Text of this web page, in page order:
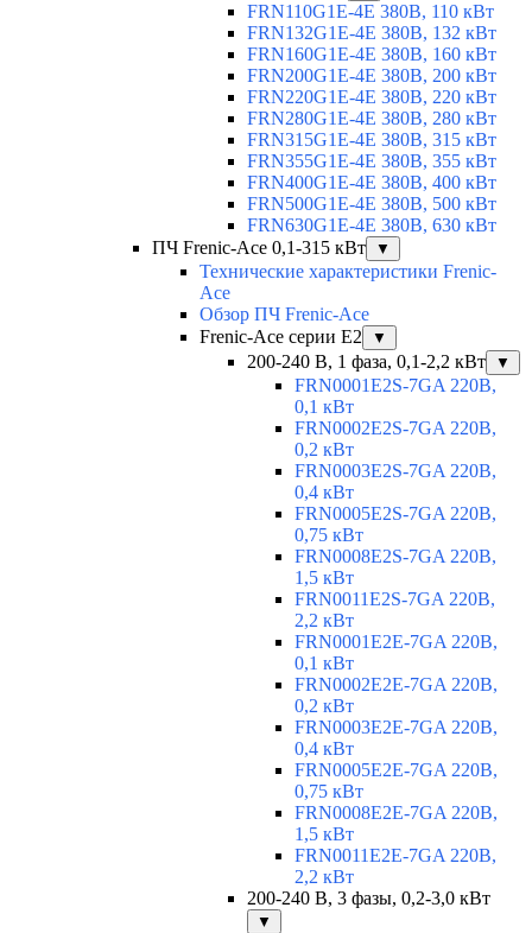
FRN110G1E-4E 380В, 110 кВт
FRN132G1E-4E 380В, 132 кВт
FRN160G1E-4E 380В, 160 кВт
FRN200G1E-4E 380В, 200 кВт
FRN220G1E-4E 380В, 220 кВт
FRN280G1E-4E 380В, 280 кВт
FRN315G1E-4E 380В, 315 кВт
FRN355G1E-4E 380В, 355 кВт
FRN400G1E-4E 380В, 400 кВт
FRN500G1E-4E 380В, 500 кВт
FRN630G1E-4E 380В, 630 кВт
ПЧ Frenic-Ace 0,1-315 кВт
▼
Технические характеристики Frenic-
Ace
Обзор ПЧ Frenic-Ace
Frenic-Ace серии E2
▼
200-240 В, 1 фаза, 0,1-2,2 кВт ▼
FRN0001E2S-7GA 220В,
0,1 кВт
FRN0002E2S-7GA 220В,
0,2 кВт
FRN0003E2S-7GA 220В,
0,4 кВт
FRN0005E2S-7GA 220В,
0,75 кВт
FRN0008E2S-7GA 220В,
1,5 кВт
FRN0011E2S-7GA 220В,
2,2 кВт
FRN0001E2E-7GA 220В,
0,1 кВт
FRN0002E2E-7GA 220В,
0,2 кВт
FRN0003E2E-7GA 220В,
0,4 кВт
FRN0005E2E-7GA 220В,
0,75 кВт
FRN0008E2E-7GA 220В,
1,5 кВт
FRN0011E2E-7GA 220В,
2,2 кВт
200-240 В, 3 фазы, 0,2-3,0 кВт
▼